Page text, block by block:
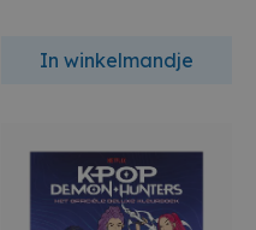
In winkelmandje